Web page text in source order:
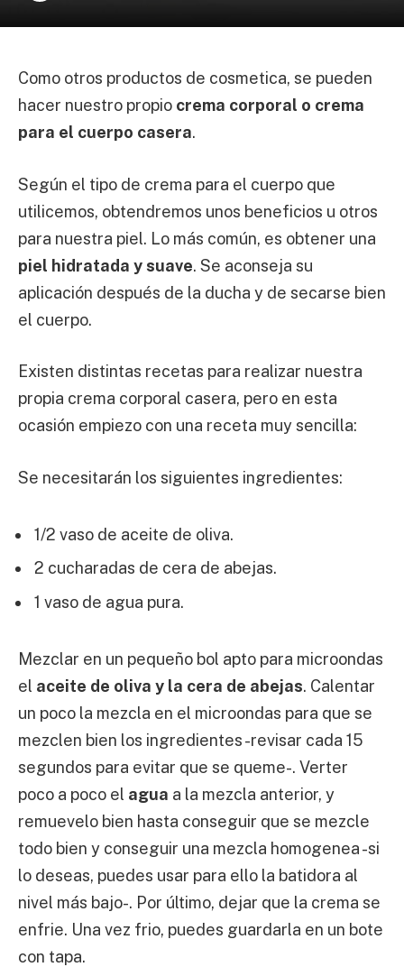
Como otros productos de cosmetica, se pueden
hacer nuestro propio crema corporal o crema
para el cuerpo casera.
Según el tipo de crema para el cuerpo que
utilicemos, obtendremos unos beneficios u otros
para nuestra piel. Lo más común, es obtener una
piel hidratada y suave. Se aconseja su
aplicación después de la ducha y de secarse bien
el cuerpo.
Existen distintas recetas para realizar nuestra
propia crema corporal casera, pero en esta
ocasión empiezo con una receta muy sencilla:
Se necesitarán los siguientes ingredientes:
1/2 vaso de aceite de oliva.
2 cucharadas de cera de abejas.
1 vaso de agua pura.
Mezclar en un pequeño bol apto para microondas
el aceite de oliva y la cera de abejas. Calentar
un poco la mezcla en el microondas para que se
mezclen bien los ingredientes -revisar cada 15
segundos para evitar que se queme-. Verter
poco a poco el agua a la mezcla anterior, y
remuevelo bien hasta conseguir que se mezcle
todo bien y conseguir una mezcla homogenea -si
lo deseas, puedes usar para ello la batidora al
nivel más bajo-. Por último, dejar que la crema se
enfrie. Una vez frio, puedes guardarla en un bote
con tapa.